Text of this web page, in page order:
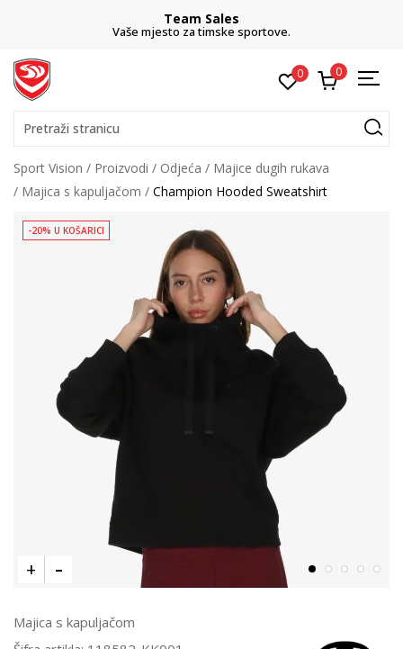
Team Sales
Vaše mjesto za timske sportove.
0 0
Pretraži stranicu
Sport Vision Proizvodi Odjeća
Majice dugih rukava
Majica s kapuljačom
Champion Hooded Sweatshirt
-20% U KOŠARICI
Majica s kapuljačom